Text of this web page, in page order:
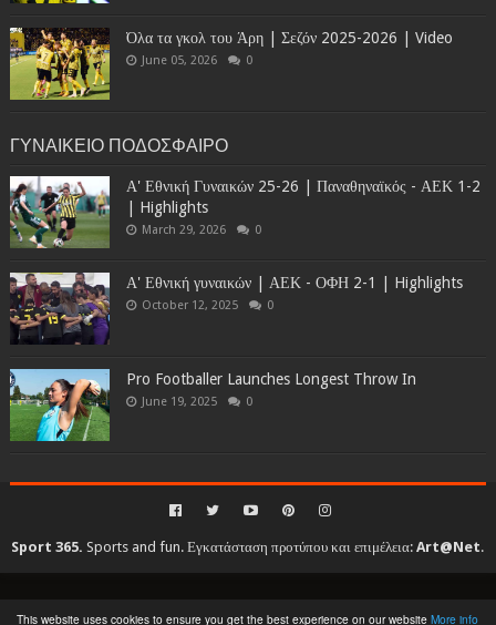
This website uses cookies to ensure you get the best experience on our website More info
Όλα τα γκολ του Άρη | Σεζόν 2025-2026 | Video
June 05, 2026 0
ΓΥΝΑΙΚΕΙΟ ΠΟΔΟΣΦΑΙΡΟ
Α' Εθνική Γυναικών 25-26 | Παναθηναϊκός - ΑΕΚ 1-2
| Highlights
March 29, 2026 0
Α' Εθνική γυναικών | ΑΕΚ - ΟΦΗ 2-1 | Highlights
October 12, 2025 0
Pro Footballer Launches Longest Throw In
June 19, 2025 0
Sport 365. Sports and fun. Εγκατάσταση προτύπου και επιμέλεια:Art@Net.